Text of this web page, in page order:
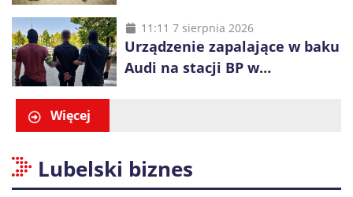
alkohol i perfumy
11:11 7 sierpnia 2026
Urządzenie zapalające w baku
Audi na stacji BP w
Więcej
Lubelski biznes